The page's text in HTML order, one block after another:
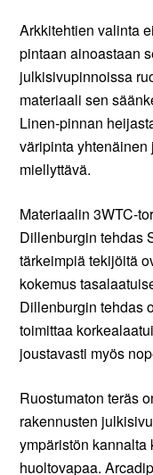
Arkkitehtien valinta
pintaan ainoastaan
julkisivupinnoissa
materiaali sen
Linen-pinnan
väripinta
miellyttävä.
Materiaalin 3WTC-
Dillenburgin tehdas
tärkeimpiä tekijöitä
kokemus
Dillenburgin tehdas
toimittaa
joustavasti myös
Ruostumaton teräs
rakennusten
ympäristön kannalta
huoltovapaa.